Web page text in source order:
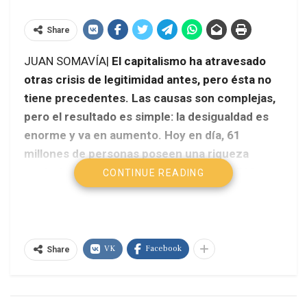
Share
JUAN SOMAVÍA| El capitalismo ha atravesado
otras crisis de legitimidad antes, pero ésta no
tiene precedentes. Las causas son complejas,
pero el resultado es simple: la desigualdad es
enorme y va en aumento. Hoy en día, 61
millones de personas poseen una riqueza
equivalente a lo que logran reunir 3 mil 500
millones de personas.
CONTINUE READING
Share VK Facebook